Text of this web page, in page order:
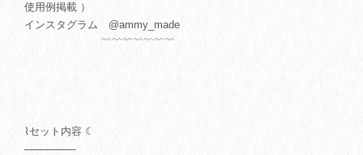
使用例掲載 ）
インスタグラム @ammy_made
﹌﹌﹌﹌﹌﹌﹌
⌇セット内容 ☾
───────